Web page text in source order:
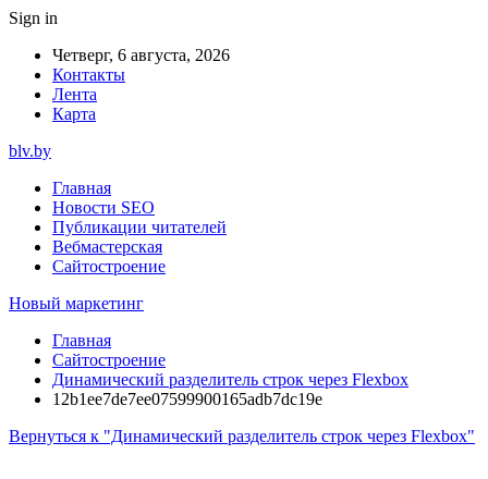
Sign in
Четверг, 6 августа, 2026
Контакты
Лента
Карта
blv.by
Главная
Новости SEO
Публикации читателей
Вебмастерская
Сайтостроение
Новый маркетинг
Главная
Сайтостроение
Динамический разделитель строк через Flexbox
12b1ee7de7ee07599900165adb7dc19e
Вернуться к "Динамический разделитель строк через Flexbox"